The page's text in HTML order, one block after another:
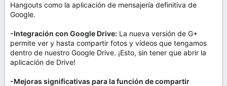
Hangouts como la aplicación de mensajería definitiva de
Google.
-Integración con Google Drive: La nueva versión de G+
permite ver y hasta compartir fotos y vídeos que tengamos
dentro de nuestro Google Drive. ¡Esto, sin tener que abrir la
aplicación de Drive!
-Mejoras significativas para la función de compartir